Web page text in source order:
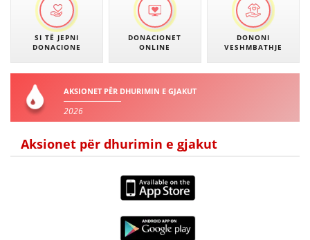
SI TË JEPNI
DONACIONE
DONACIONET
ONLINE
DONONI
VESHMBATHJE
AKSIONET PËR DHURIMIN E GJAKUT
2026
Aksionet për dhurimin e gjakut